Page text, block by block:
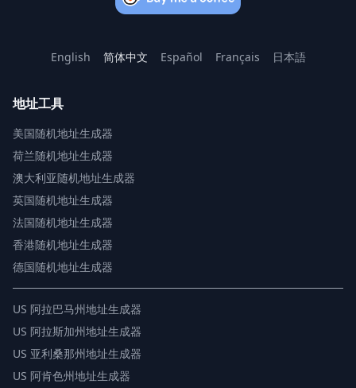
English 简体中文 Español Français 日本語
地址工具
美国随机地址生成器
荷兰随机地址生成器
澳大利亚随机地址生成器
英国随机地址生成器
法国随机地址生成器
香港随机地址生成器
德国随机地址生成器
US 阿拉巴马州地址生成器
US 阿拉斯加州地址生成器
US 亚利桑那州地址生成器
US 阿肯色州地址生成器